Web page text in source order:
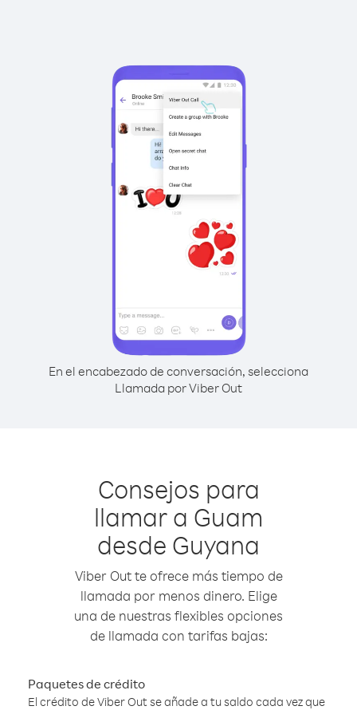
En el encabezado de conversación, selecciona
Llamada por Viber Out
Consejos para
llamar a Guam
desde Guyana
Viber Out te ofrece más tiempo de
llamada por menos dinero. Elige
una de nuestras flexibles opciones
de llamada con tarifas bajas:
Paquetes de crédito
El crédito de Viber Out se añade a tu saldo cada vez que